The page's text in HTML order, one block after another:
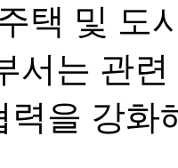
택 및 도
서는 관
력을 강화